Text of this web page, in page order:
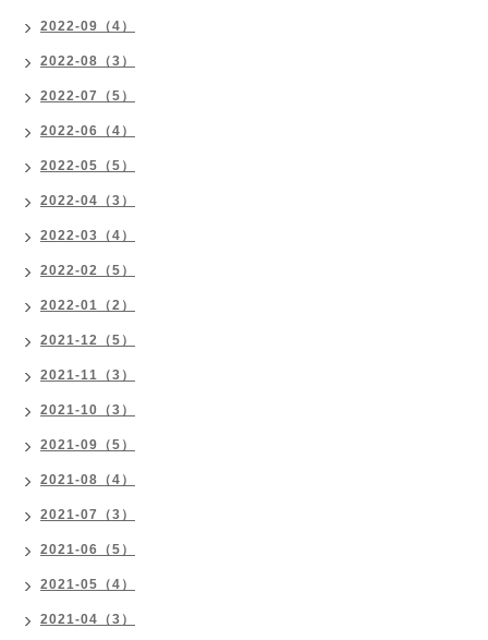
2022-09（4）
2022-08（3）
2022-07（5）
2022-06（4）
2022-05（5）
2022-04（3）
2022-03（4）
2022-02（5）
2022-01（2）
2021-12（5）
2021-11（3）
2021-10（3）
2021-09（5）
2021-08（4）
2021-07（3）
2021-06（5）
2021-05（4）
2021-04（3）